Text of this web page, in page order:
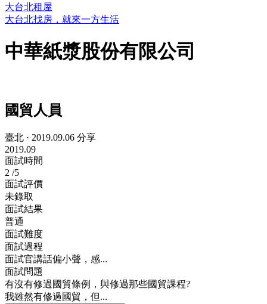
大台北租屋
大台北找房，就來一方生活
中華紙漿股份有限公司
國貿人員
臺北 · 2019.09.06 分享
2019.09
面試時間
2 /5
面試評價
未錄取
面試結果
普通
面試難度
面試過程
面試官講話偏小聲，感...
面試問題
有沒有修過國貿條例，與修過那些國貿課程?
我雖然有修過國貿，但...